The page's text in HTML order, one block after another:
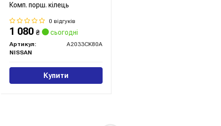
Комп. порш. кілець
0 відгуків
1 080 ₴ сьогодні
Артикул:
A2033CK80A
NISSAN
Купити